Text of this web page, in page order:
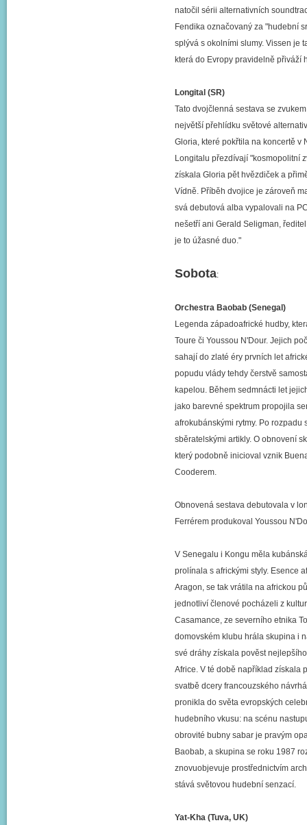
natočil sérii alternativních
Fendika označovaný za "hudební
splývá s okolními slumy. Vissen je
která do Evropy pravidelně přiváží
Longital (SR)
Tato dvojčlenná sestava se
největší přehlídku světové
Gloria, které pokřtila na koncertě v
Longitalu přezdívají "kosmopolitní
získala Gloria pět hvězdiček a
Vídně. Příběh dvojice je zároveň
svá debutová alba vypalovali na
nešetří ani Gerald Seligman,
je to úžasné duo."
Sobota:
Orchestra Baobab (Senegal)
Legenda západoafrické hudby,
Toure či Youssou N'Dour. Jejich
sahají do zlaté éry prvních let
popudu vlády tehdy čerstvě
kapelou. Během sedmnácti let
jako barevné spektrum propojila
afrokubánskými rytmy. Po
sběratelskými artikly. O obnovení
který podobně inicioval vznik
Cooderem.
Obnovená sestava debutovala v
Ferrérem produkoval Youssou
V Senegalu i Kongu měla
prolínala s africkými styly. Esence
Aragon, se tak vrátila na africkou
jednotliví členové pocházeli z
Casamance, ze severního etnika
domovském klubu hrála skupina i
své dráhy získala pověst
Africe. V té době například získala
svatbě dcery francouzského
pronikla do světa evropských
hudebního vkusu: na scénu
obrovité bubny sabar je pravým
Baobab, a skupina se roku 1987
znovuobjevuje prostřednictvím
stává světovou hudební senzací.
Yat-Kha (Tuva, UK)